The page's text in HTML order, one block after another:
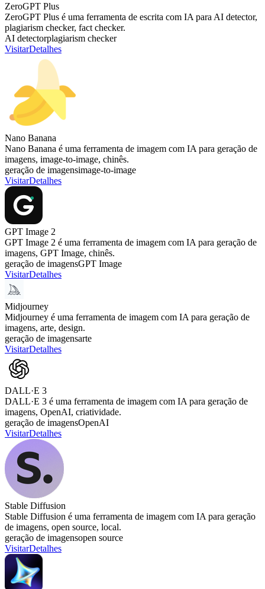
ZeroGPT Plus
ZeroGPT Plus é uma ferramenta de escrita com IA para AI detector,
plagiarism checker, fact checker.
AI detectorplagiarism checker
VisitarDetalhes
Nano Banana
Nano Banana é uma ferramenta de imagem com IA para geração de
imagens, image-to-image, chinês.
geração de imagensimage-to-image
VisitarDetalhes
GPT Image 2
GPT Image 2 é uma ferramenta de imagem com IA para geração de
imagens, GPT Image, chinês.
geração de imagensGPT Image
VisitarDetalhes
Midjourney
Midjourney é uma ferramenta de imagem com IA para geração de
imagens, arte, design.
geração de imagensarte
VisitarDetalhes
DALL·E 3
DALL·E 3 é uma ferramenta de imagem com IA para geração de
imagens, OpenAI, criatividade.
geração de imagensOpenAI
VisitarDetalhes
Stable Diffusion
Stable Diffusion é uma ferramenta de imagem com IA para geração
de imagens, open source, local.
geração de imagensopen source
VisitarDetalhes